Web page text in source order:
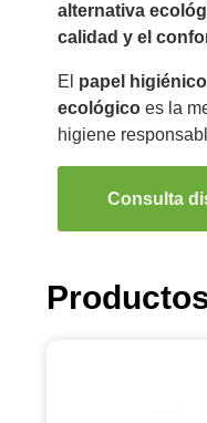
alternativa
calidad y el
El papel
ecológicoes la
higiene
Consulta